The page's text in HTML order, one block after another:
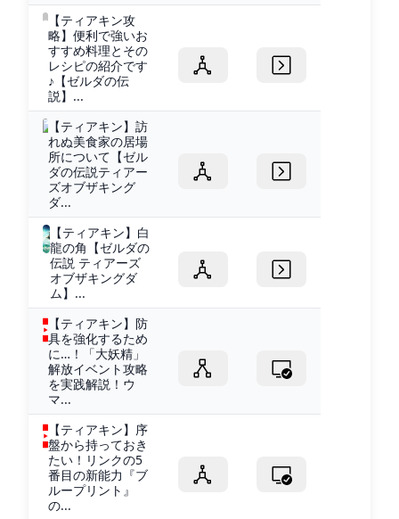
【ティアキン攻
略】便利で強いお
すすめ料理とその
レシピの紹介です
♪【ゼルダの伝
説】...
【ティアキン】訪
れぬ美食家の居場
所について【ゼル
ダの伝説ティアー
ズオブザキング
ダ...
【ティアキン】白
龍の角【ゼルダの
伝説 ティアーズ
オブザキングダ
ム】...
【ティアキン】防
具を強化するため
に…！「大妖精」
解放イベント攻略
を実践解説！ウ
マ...
【ティアキン】序
盤から持っておき
たい！リンクの5
番目の新能力『ブ
ループリント』
の...